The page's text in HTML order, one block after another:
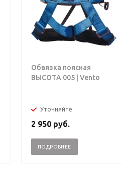
Обвязка поясная
ВЫСОТА 005 | Vento
Уточняйте
2 950 руб.
ПОДРОБНЕЕ